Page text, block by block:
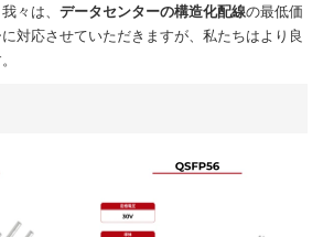
々は、データセンターの構造化配線の最低価
対応させていただきますが、私たちはより良